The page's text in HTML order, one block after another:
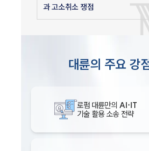
과 고소취소 쟁점
대륜의 주요 강
로펌 대륜만의 AI·IT
기술 활용 소송 전략